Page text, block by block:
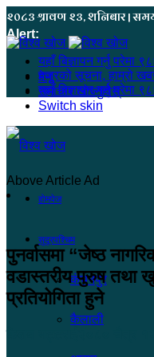
२०८३ श्रावण २३, शनिबार |
Alert:
यहाँ बिज्ञापन गर्नु परेमा
हजुरको सूचना, हाम्रो
यहाँ बिज्ञापन गर्नु परेमा
मेनू
समाचार खोज्नुहोस्
Switch skin
होमपेज
सुदूरपश्चिम
कंचनपुर
कैलाली
Above Article Ad
पुनर्वासमा “जेष्ठ
वडास्तरीय पुरुष तथा
प्रतियोगिता हुने